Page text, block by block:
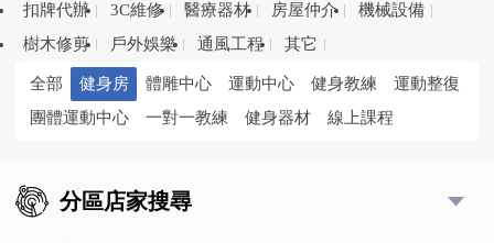
扣牌代辦
3C維修 醫療器材 房屋仲介
機械設備
樹木修剪
戶外娛樂 通風工程 其它
全部 健身房 體雕中心 運動中心 健身教練
運動整復
團體運動中心
一對一教練 健身器材 線上課程
分區店家搜尋